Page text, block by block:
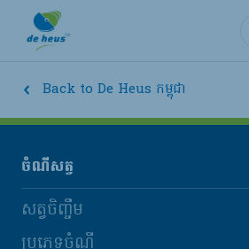
Back to De Heus កម្ពុជា
ចំណីសត្វ
សត្វចិញ្ចឹម
ប្រភេទចំណី